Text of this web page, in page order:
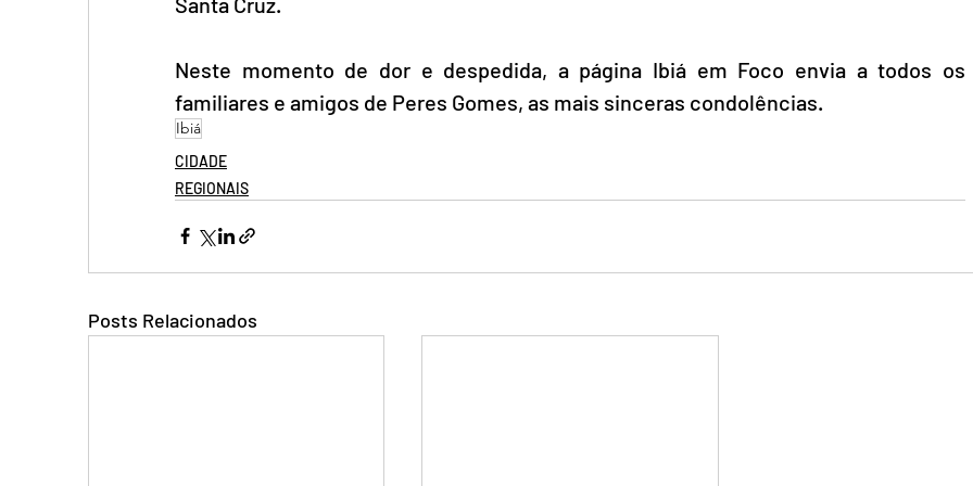
Neste momento de dor e despedida, a página Ibiá em Foco envia a todos os
familiares e amigos de Peres Gomes, as mais sinceras condolências.
Ibiá
CIDADE
REGIONAIS
Posts Relacionados